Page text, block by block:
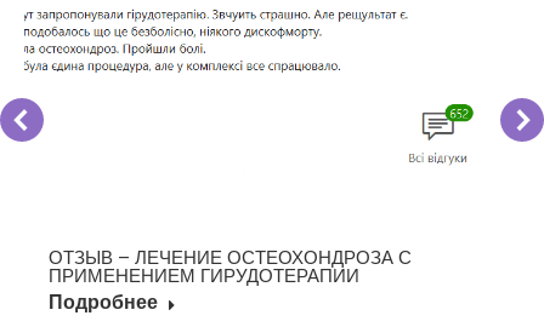
ОТЗЫВ – ЛЕЧЕНИЕ ОСТЕОХОНДРОЗА С
ПРИМЕНЕНИЕМ ГИРУДОТЕРАПИИ
Подробнее